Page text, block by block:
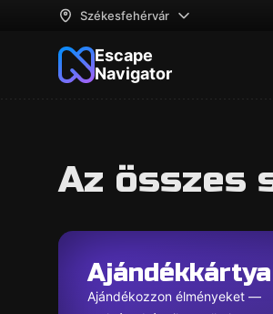
Székesfehérvár
Escape
Navigator
Az összes
Ajándékkártya
Ajándékozzon élményeket —